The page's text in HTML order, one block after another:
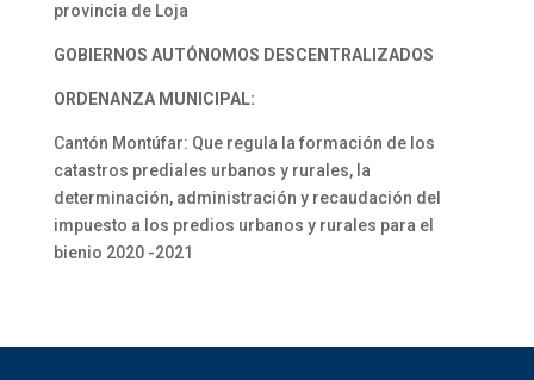
provincia de Loja
GOBIERNOS AUTÓNOMOS DESCENTRALIZADOS
ORDENANZA MUNICIPAL:
Cantón Montúfar: Que regula la formación de los
catastros prediales urbanos y rurales, la
determinación, administración y recaudación del
impuesto a los predios urbanos y rurales para el
bienio 2020 -2021